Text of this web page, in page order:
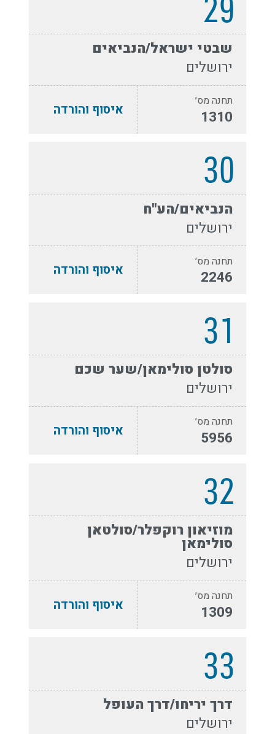
29
שבטי ישראל/הנביאים
ירושלים
תחנה מס׳
1310 איסוף והורדה
30
הנביאים/הע''ח
ירושלים
תחנה מס׳
2246 איסוף והורדה
31
סולטן סולימאן/שער שכם
ירושלים
תחנה מס׳
5956 איסוף והורדה
32
מוזיאון רוקפלר/סולטאן
סולימאן
ירושלים
תחנה מס׳
1309 איסוף והורדה
33
דרך יריחו/דרך העופל
ירושלים